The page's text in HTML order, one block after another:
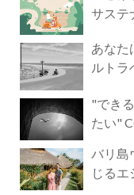
サステ
あなたはど
ルト
"でき
たい"
バリ島
じるエ